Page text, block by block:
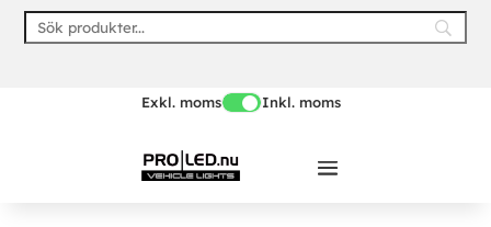
Skip
Exkl. moms Inkl. moms